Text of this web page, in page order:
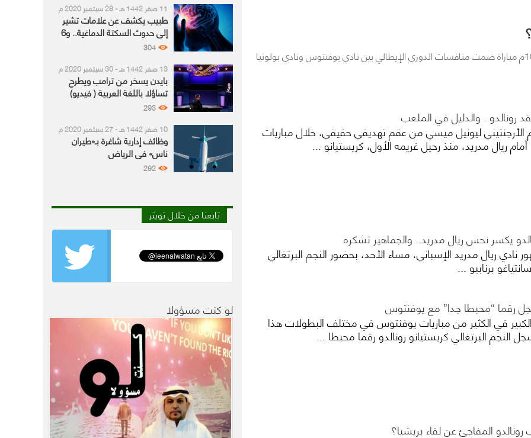
تقام غداً الإثنين الموافق 22 يونيو 2020م وفي الساعة 10:45م مباراة ضمت منافسات الدوري الإيطالي بين نادي يوفنتوس ونادي بولونيا
رونالدو.. والدليل في الملعب
الأرجنتيني ليونيل ميسي من عقم تهديفي حقيقي، خلال مباريات
ريال مدريد، منذ رحيل غريمه الأول، كريستيانو ...
يكسر نحس ريال مدريد.. والجماهير تشكره
ريال مدريد الإسباني، مساء الأحد، بحضور النجم البرتغالي
برنابيو ...
رقما “محبطا جدا” مع يوفنتوس
الكبير في الكثير من مباريات يوفنتوس في مختلف البطولات هذا
النجم البرتغالي كريستيانو رونالدو رقما محبطا ...
المفاجئ عن لقاء بريشيا؟
11 صفر 1442 هـ - 28 سبتمبر 2020 م
طبيب يكشف عن علامات تشير
إلى حدوث السكتة الدماغية.. و6
نصائح لتجنّبها
304
13 صفر 1442 هـ - 30 سبتمبر 2020 م
بايدن يسخر من ترامب ويطرح
تساؤلا باللغة العربية ( فيديو)
293
10 صفر 1442 هـ - 27 سبتمبر 2020 م
وظائف إدارية شاغرة بـ«طيران
ناس» في الرياض
292
تابعنا من خلال تويتر
لو كنت مسؤولا